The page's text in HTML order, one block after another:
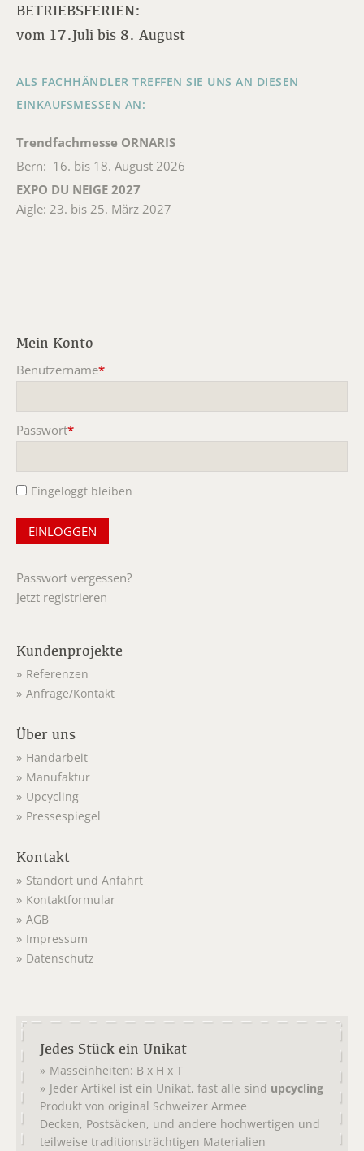
BETRIEBSFERIEN:
vom 17.Juli bis 8. August
ALS FACHHÄNDLER TREFFEN SIE UNS AN DIESEN
EINKAUFSMESSEN AN:
Trendfachmesse ORNARIS
Bern: 16. bis 18. August 2026
EXPO DU NEIGE 2027
Aigle: 23. bis 25. März 2027
Mein Konto
Benutzername*
Passwort*
Eingeloggt bleiben
Passwort vergessen?
Jetzt registrieren
Kundenprojekte
Referenzen
Anfrage/Kontakt
Über uns
Handarbeit
Manufaktur
Upcycling
Pressespiegel
Kontakt
Standort und Anfahrt
Kontaktformular
AGB
Impressum
Datenschutz
Jedes Stück ein Unikat
Masseinheiten: B x H x T
Jeder Artikel ist ein Unikat, fast alle sind upcycling
Produkt von original Schweizer Armee
Decken, Postsäcken, und andere hochwertigen und
teilweise traditionsträchtigen Materialien